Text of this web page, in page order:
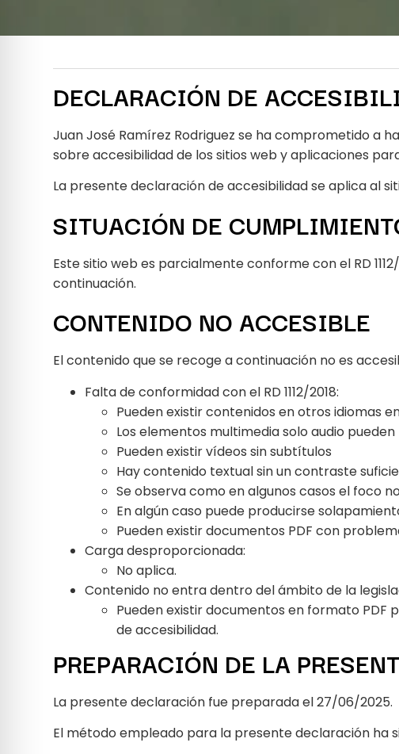
DECLARACIÓN DE
Juan José Ramírez Rodriguez se ha comprometido a
sobre accesibilidad de los sitios web y aplicaciones
La presente declaración de accesibilidad se aplica al
SITUACIÓN DE
Este sitio web es parcialmente conforme con el RD
continuación.
CONTENIDO NO ACCESIBLE
El contenido que se recoge a continuación no es
Falta de conformidad con el RD 1112/2018:
Pueden existir contenidos en otros idiomas
Los elementos multimedia solo audio
Pueden existir vídeos sin subtítulos
Hay contenido textual sin un contraste
Se observa como en algunos casos el foco
En algún caso puede producirse
Pueden existir documentos PDF con
Carga desproporcionada:
No aplica.
Contenido no entra dentro del ámbito de la
Pueden existir documentos en formato PDF
de accesibilidad.
PREPARACIÓN DE LA
La presente declaración fue preparada el 27/06/2025.
El método empleado para la presente declaración ha